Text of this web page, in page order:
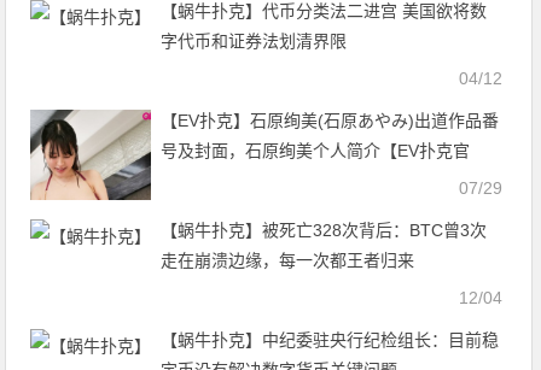
【蜗牛扑克】代币分类法二进宫 美国欲将数
字代币和证券法划清界限
04/12
【EV扑克】石原绚美(石原あやみ)出道作品番
号及封面，石原绚美个人简介【EV扑克官
07/29
【蜗牛扑克】被死亡328次背后：BTC曾3次
走在崩溃边缘，每一次都王者归来
12/04
【蜗牛扑克】中纪委驻央行纪检组长：目前稳